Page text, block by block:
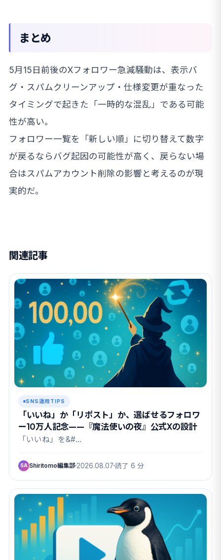
まとめ
5月15日前後のXフォロワー急減騒動は、表示バ
グ・スパムクリーンアップ・仕様変更が重なった
タイミングで起きた「一時的な混乱」である可能
性が高い。
フォロワー一覧を「新しい順」に切り替えて数字
が戻るならバグ起因の可能性が高く、戻らない場
合はスパムアカウント削除の影響と考えるのが現
実的だ。
関連記事
SNS運用TIPS
「いいね」か「リポスト」か、選ばせるフォロワ
ー10万人記念——『魔法使いの夜』公式Xの設計
「いいね」を&#…
SA Shiritomo編集部 2026.08.07 読了 6 分